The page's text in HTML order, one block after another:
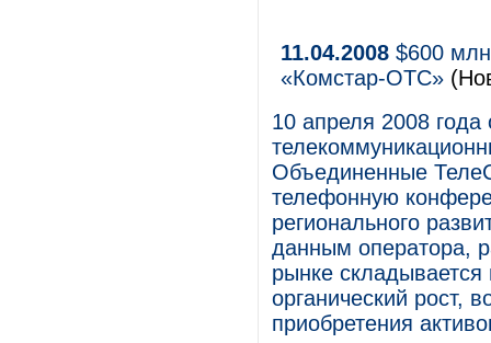
11.04.2008 $600
«Комстар-ОТС»
10 апреля 2008 года
Объединенные
телефонную
регионального
данным оператора,
рынке
органический рост,
приобретения